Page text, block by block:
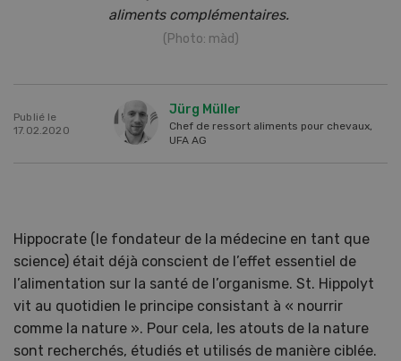
aliments complémentaires.
(Photo: màd)
Publié le
17.02.2020
Jürg Müller
Chef de ressort aliments pour chevaux,
UFA AG
Hippocrate (le fondateur de la médecine en tant que
science) était déjà conscient de l’effet essentiel de
l’alimentation sur la santé de l’organisme. St. Hippolyt
vit au quotidien le principe consistant à « nourrir
comme la nature ». Pour cela, les atouts de la nature
sont recherchés, étudiés et utilisés de manière ciblée.